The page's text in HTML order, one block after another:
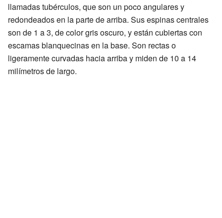
llamadas tubérculos, que son un poco angulares y
redondeados en la parte de arriba. Sus espinas centrales
son de 1 a 3, de color gris oscuro, y están cubiertas con
escamas blanquecinas en la base. Son rectas o
ligeramente curvadas hacia arriba y miden de 10 a 14
milímetros de largo.